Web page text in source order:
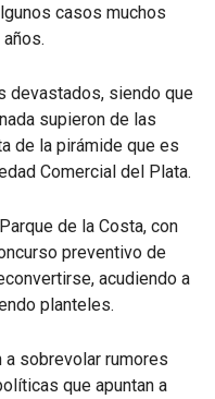
casos muchos
devastados, siendo que
supieron de las
de la pirámide que es
Comercial del Plata.
de la Costa, con
preventivo de
acudiendo a
planteles.
a sobrevolar rumores
que apuntan a